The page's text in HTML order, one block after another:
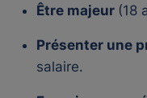
Être majeur (18
Présenter une
salaire.